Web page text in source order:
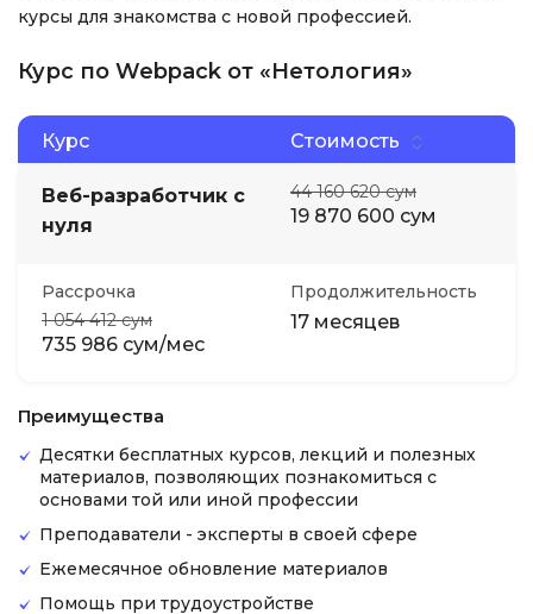
курсы для знакомства с новой профессией.
Курс по Webpack от «Нетология»
Курс Стоимость
Веб-разработчик с
нуля
44 160 620 сум
19 870 600 сум
Рассрочка
1 054 412 сум
735 986 сум/мес
Продолжительность
17 месяцев
Преимущества
Десятки бесплатных курсов, лекций и полезных
материалов, позволяющих познакомиться с
основами той или иной профессии
Преподаватели - эксперты в своей сфере
Ежемесячное обновление материалов
Помощь при трудоустройстве